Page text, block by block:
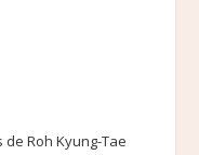
de Roh Kyung-Tae